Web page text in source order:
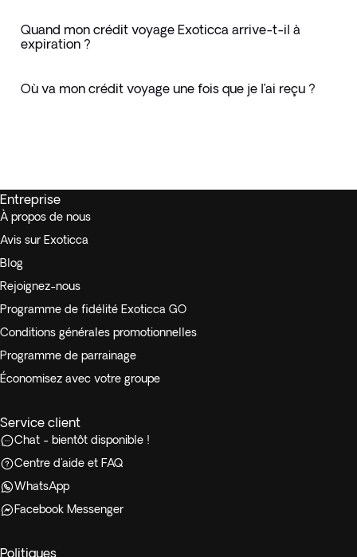
Quand mon crédit voyage Exoticca arrive-t-il à
expiration ?
Où va mon crédit voyage une fois que je l’ai reçu ?